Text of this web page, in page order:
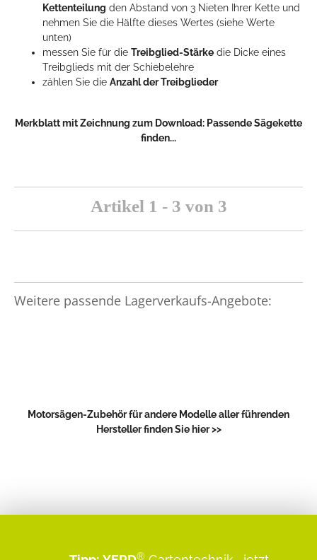
Kettenteilung den Abstand von 3 Nieten Ihrer Kette und
nehmen Sie die Hälfte dieses Wertes (siehe Werte
unten)
messen Sie für die Treibglied-Stärke die Dicke eines
Treibglieds mit der Schiebelehre
zählen Sie die Anzahl der Treibglieder
Merkblatt mit Zeichnung zum Download: Passende Sägekette
finden...
Artikel 1 - 3 von 3
Weitere passende Lagerverkaufs-Angebote:
Motorsägen-Zubehör für andere Modelle aller führenden
Hersteller finden Sie hier >>
®